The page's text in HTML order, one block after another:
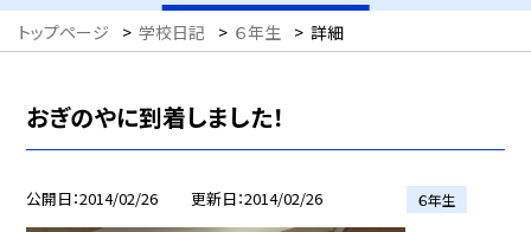
トップページ > 学校日記 > ６年生 > 詳細
おぎのやに到着しました！
公開日 2014/02/26 更新日 2014/02/26 ６年生